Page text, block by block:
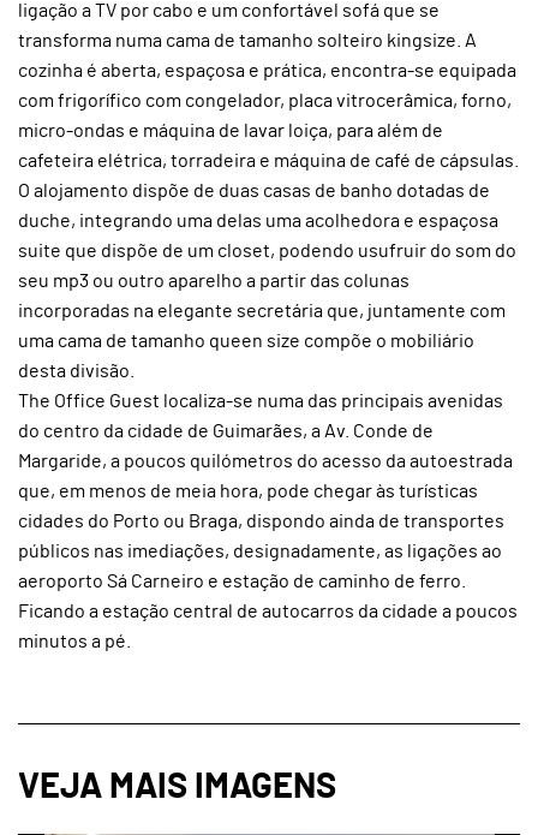
ligação a TV por cabo e um confortável sofá que se
transforma numa cama de tamanho solteiro kingsize. A
cozinha é aberta, espaçosa e prática, encontra-se equipada
com frigorífico com congelador, placa vitrocerâmica, forno,
micro-ondas e máquina de lavar loiça, para além de
cafeteira elétrica, torradeira e máquina de café de cápsulas.
O alojamento dispõe de duas casas de banho dotadas de
duche, integrando uma delas uma acolhedora e espaçosa
suite que dispõe de um closet, podendo usufruir do som do
seu mp3 ou outro aparelho a partir das colunas
incorporadas na elegante secretária que, juntamente com
uma cama de tamanho queen size compõe o mobiliário
desta divisão.
The Office Guest localiza-se numa das principais avenidas
do centro da cidade de Guimarães, a Av. Conde de
Margaride, a poucos quilómetros do acesso da autoestrada
que, em menos de meia hora, pode chegar às turísticas
cidades do Porto ou Braga, dispondo ainda de transportes
públicos nas imediações, designadamente, as ligações ao
aeroporto Sá Carneiro e estação de caminho de ferro.
Ficando a estação central de autocarros da cidade a poucos
minutos a pé.